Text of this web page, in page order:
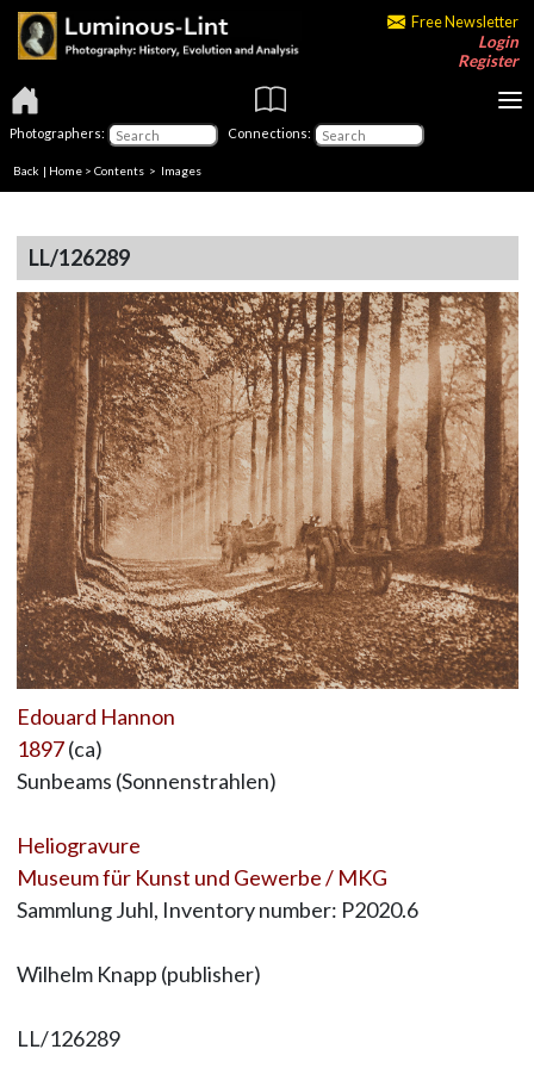
Free Newsletter
Login
Register
Photographers: Connections:
Back | Home > Contents > Images
LL/126289
Edouard Hannon
1897(ca)
Sunbeams (Sonnenstrahlen)
Heliogravure
Museum für Kunst und Gewerbe / MKG
Sammlung Juhl, Inventory number: P2020.6
Wilhelm Knapp (publisher)
LL/126289